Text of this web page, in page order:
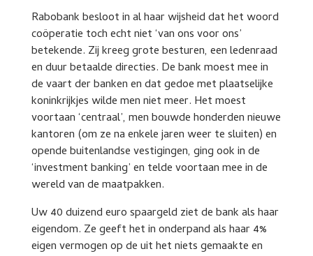
Rabobank besloot in al haar wijsheid dat het woord
coöperatie toch echt niet ‘van ons voor ons’
betekende. Zij kreeg grote besturen, een ledenraad
en duur betaalde directies. De bank moest mee in
de vaart der banken en dat gedoe met plaatselijke
koninkrijkjes wilde men niet meer. Het moest
voortaan ‘centraal’, men bouwde honderden nieuwe
kantoren (om ze na enkele jaren weer te sluiten) en
opende buitenlandse vestigingen, ging ook in de
‘investment banking’ en telde voortaan mee in de
wereld van de maatpakken.
Uw 40 duizend euro spaargeld ziet de bank als haar
eigendom. Ze geeft het in onderpand als haar 4%
eigen vermogen op de uit het niets gemaakte en